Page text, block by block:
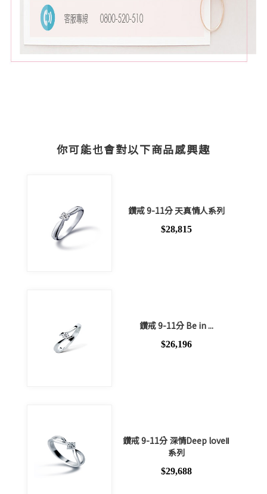
你可能也會對以下商品感興趣
鑽戒 9-11分 天真情人系列
$28,815
鑽戒 9-11分 Be in ...
$26,196
鑽戒 9-11分 深情Deep loveⅡ
系列
$29,688